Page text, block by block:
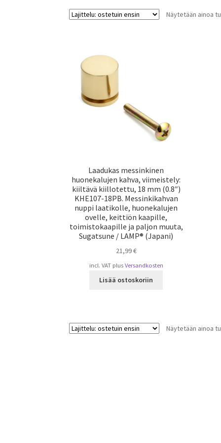
Näytetään ainoa
Laadukas messinkinen
huonekalujen kahva, viimeistely:
kiiltävä kiillotettu, 18 mm (0.8″)
KHE107-18PB. Messinkikahvan
nuppi laatikolle, huonekalujen
ovelle, keittiön kaapille,
toimistokaapille ja paljon muuta,
Sugatsune / LAMP® (Japani)
21,99€
incl. VAT plus Versandkosten
Lisää ostoskoriin
Näytetään ainoa